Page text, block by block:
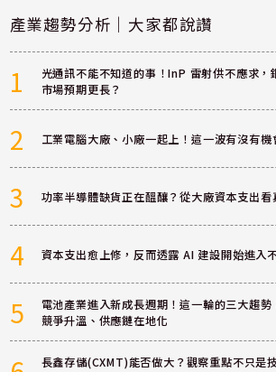
產業趨勢分析｜大家都說讚
1
光通訊不能不知道的事！InP 雷射供不應求，
市場預期更長？
2 工業電腦大廠、小廠一起上！這一波有沒有
3 功率半導體缺貨正在醞釀？從大廠資本支出
4 資本支出愈上修，反而透露 AI 建設開始進入
5
電池產業進入新成長週期！這一輪的三大趨勢
競爭升溫、供應鏈在地化
長鑫存儲(CXMT)能否做大？觀察重點不只是